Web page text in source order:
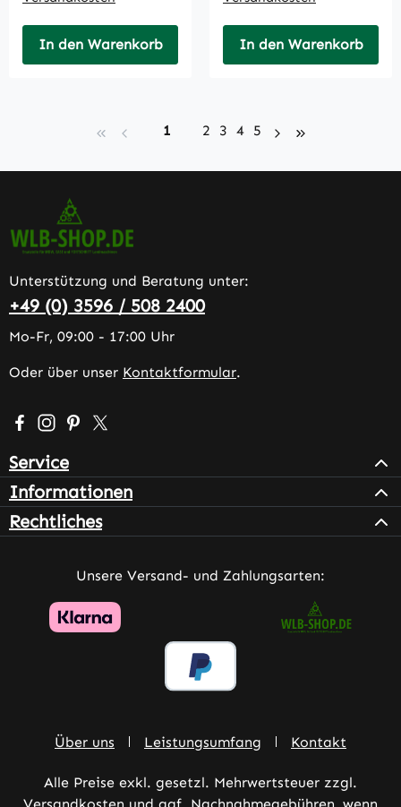
In den Warenkorb In den Warenkorb
Seite
1 Seite
2 Seite
3 Seite
4 Seite
5
Unterstützung und Beratung unter:
+49 (0) 3596 / 508 2400
Mo-Fr, 09:00 - 17:00 Uhr
Oder über unser Kontaktformular.
Besuche uns auf Facebook – öffnet in neuem Tab
Schau auf Instagram vorbei – öffnet in neuem Tab
Lass dich auf Pinterest inspirieren – öffnet in
Folge uns auf X – öffnet in neuem Tab
Service
Informationen
Rechtliches
Unsere Versand- und Zahlungsarten:
Über uns Leistungsumfang Kontakt
Alle Preise exkl. gesetzl. Mehrwertsteuer zzgl.